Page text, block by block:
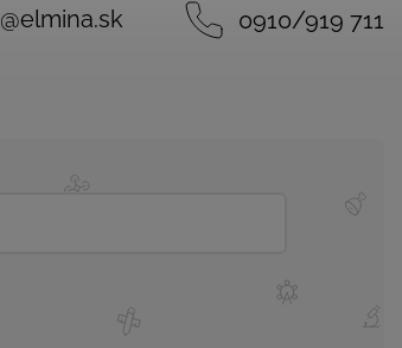
@elmina.sk 0910/919 711